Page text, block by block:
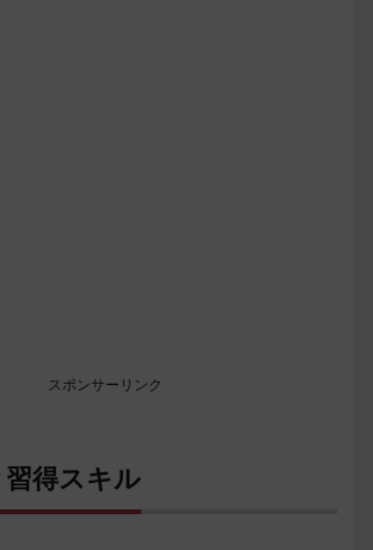
スポンサーリンク
得スキル